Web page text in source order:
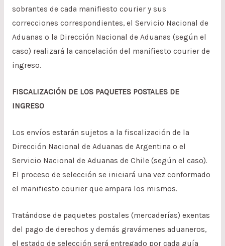
sobrantes de cada manifiesto courier y sus
correcciones correspondientes, el Servicio Nacional de
Aduanas o la Dirección Nacional de Aduanas (según el
caso) realizará la cancelación del manifiesto courier de
ingreso.
FISCALIZACIÓN DE LOS PAQUETES POSTALES DE
INGRESO
Los envíos estarán sujetos a la fiscalización de la
Dirección Nacional de Aduanas de Argentina o el
Servicio Nacional de Aduanas de Chile (según el caso).
El proceso de selección se iniciará una vez conformado
el manifiesto courier que ampara los mismos.
Tratándose de paquetes postales (mercaderías) exentas
del pago de derechos y demás gravámenes aduaneros,
el estado de selección será entregado por cada guía